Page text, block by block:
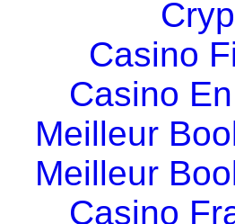
Casino
Casino
Meilleur
Meilleur
Casino